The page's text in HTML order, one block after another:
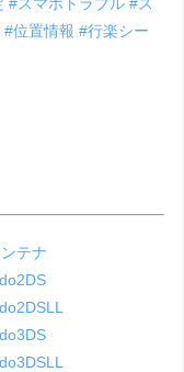
#スマホトラブル#ス
#位置情報#行楽シー
テナ